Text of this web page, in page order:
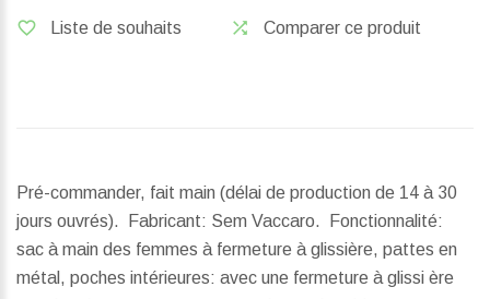
Liste de souhaits Comparer ce produit
Pré-commander, fait main (délai de production de 14 à 30
jours ouvrés). Fabricant: Sem Vaccaro. Fonctionnalité:
sac à main des femmes à fermeture à glissière, pattes en
métal, poches intérieures: avec une fermeture à glissi ère